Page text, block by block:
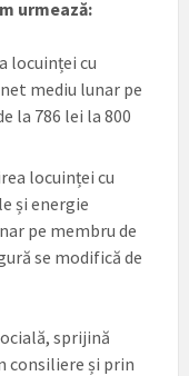
urmează:
locuinței cu
mediu lunar pe
la 786 lei la 800
locuinței cu
și energie
pe membru de
se modifică de
sprijină
consiliere și prin